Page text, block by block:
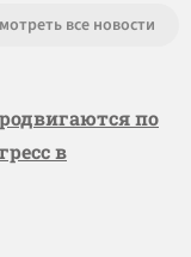
все новости
по
в